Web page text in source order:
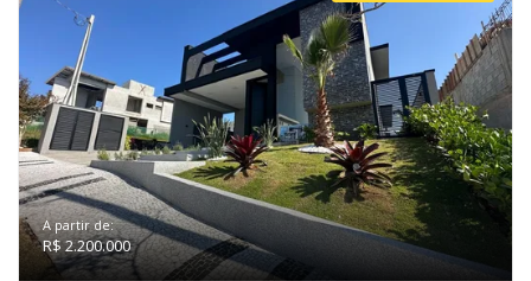
A partir de:
R$ 2.200.000